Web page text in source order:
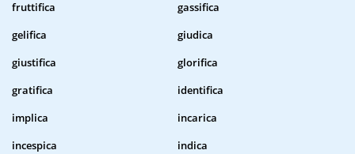
fruttifica
gassifica
gelifica
giudica
giustifica
glorifica
gratifica
identifica
implica
incarica
incespica
indica